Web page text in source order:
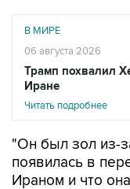
В МИРЕ
06 августа 2026
Трамп похвалил
Иране
Читать подробнее
"Он был зол из-
появилась в
Ираном и что